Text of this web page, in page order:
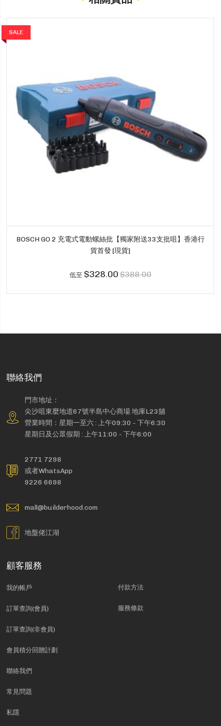
SALE
BOSCH GO 2 充電式電動螺絲批【獨家附送33支批咀】香港行
貨首發 [現貨]
低至 $328.00 $388.00
聯絡我們
門市地址：
尖沙咀東麼地道67號半島中心商場 地庫L23舖
營業時間：星期一至六 : 上午09:30 - 下午6:30
星期日及公眾假期 : 上午11:00 - 下午6:00
2771 7298
或者WhatsApp
9226 6698
mall@builderhood.com
地盤佬江湖
顧客服務
我的帳戶
訂單查詢(會員)
訂單查詢(非會員)
會員積分回贈計劃
聯絡我們
常見問題
私隱
付款方法
服務條款